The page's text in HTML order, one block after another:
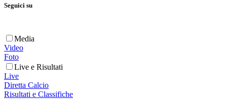
Seguici su
Media
Video
Foto
Live e Risultati
Live
Diretta Calcio
Risultati e Classifiche